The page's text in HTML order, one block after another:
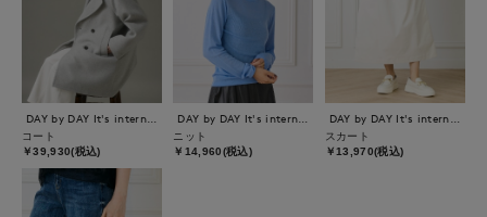
コート
￥39,930(税込)
ニット
￥14,960(税込)
スカート
￥13,970(税込)